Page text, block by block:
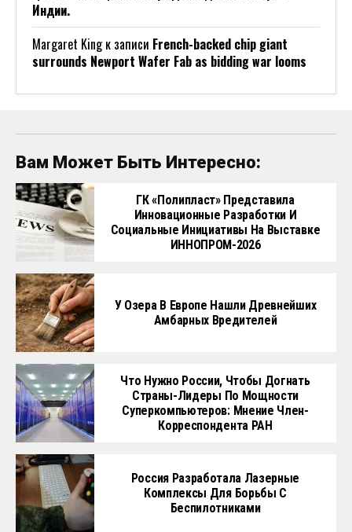
Индии.
Margaret Kingк записи French-backed chip giant
surrounds Newport Wafer Fab as bidding war looms
Вам Может Быть Интересно:
ГК «Полипласт» Представила
Инновационные Разработки И
Социальные Инициативы На Выставке
ИННОПРОМ-2026
У Озера В Европе Нашли Древнейших
Амбарных Вредителей
Что Нужно России, Чтобы Догнать
Страны-Лидеры По Мощности
Суперкомпьютеров: Мнение Член-
Корреспондента РАН
Россия Разработала Лазерные
Комплексы Для Борьбы С
Беспилотниками